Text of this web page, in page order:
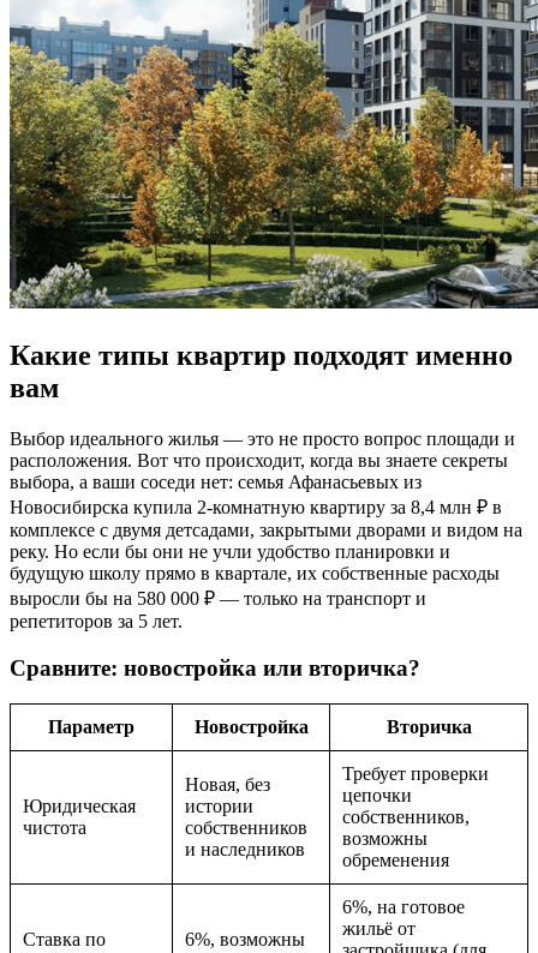
Какие типы квартир подходят именно
вам
Выбор идеального жилья — это не просто вопрос площади и
расположения. Вот что происходит, когда вы знаете секреты
выбора, а ваши соседи нет: семья Афанасьевых из
Новосибирска купила 2-комнатную квартиру за 8,4 млн ₽ в
комплексе с двумя детсадами, закрытыми дворами и видом на
реку. Но если бы они не учли удобство планировки и
будущую школу прямо в квартале, их собственные расходы
выросли бы на 580 000 ₽ — только на транспорт и
репетиторов за 5 лет.
Сравните: новостройка или вторичка?
Параметр Новостройка Вторичка
Юридическая
чистота
Новая, без
истории
собственников
и наследников
Требует проверки
цепочки
собственников,
возможны
обременения
Ставка по
6%, возможны
6%, на готовое
жильё от